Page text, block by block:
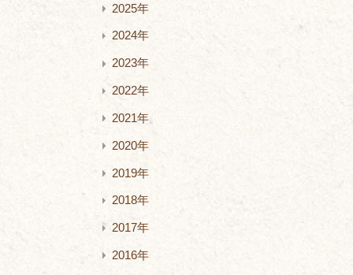
2025年
2024年
2023年
2022年
2021年
2020年
2019年
2018年
2017年
2016年